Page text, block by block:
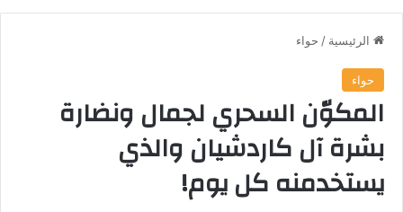
الرئيسية / حواء
حواء
المكوّن السحري لجمال ونضارة
بشرة آل كاردشيان والذي
يستخدمنه كل يوم!